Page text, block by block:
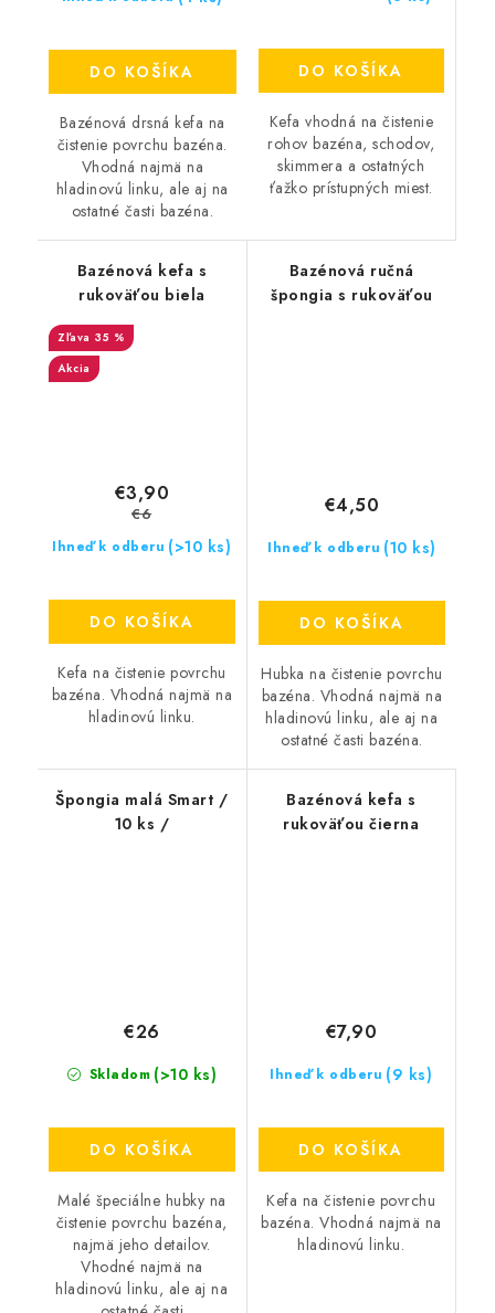
DO KOŠÍKA
Bazénová drsná kefa na
čistenie povrchu bazéna.
Vhodná najmä na
hladinovú linku, ale aj na
ostatné časti bazéna.
DO KOŠÍKA
Kefa vhodná na čistenie
rohov bazéna, schodov,
skimmera a ostatných
ťažko prístupných miest.
Bazénová kefa s
rukoväťou biela
35 %
Akcia
Ihneď k odberu (>10 ks)
€3,90
€6
DO KOŠÍKA
Kefa na čistenie povrchu
bazéna. Vhodná najmä na
hladinovú linku.
Bazénová ručná
špongia s rukoväťou
Ihneď k odberu (10 ks)
€4,50
DO KOŠÍKA
Hubka na čistenie povrchu
bazéna. Vhodná najmä na
hladinovú linku, ale aj na
ostatné časti bazéna.
Špongia malá Smart /
10 ks /
Skladom (>10 ks)
€26
DO KOŠÍKA
Malé špeciálne hubky na
čistenie povrchu bazéna,
najmä jeho detailov.
Vhodné najmä na
hladinovú linku, ale aj na
Bazénová kefa s
rukoväťou čierna
Ihneď k odberu (9 ks)
€7,90
DO KOŠÍKA
Kefa na čistenie povrchu
bazéna. Vhodná najmä na
hladinovú linku.